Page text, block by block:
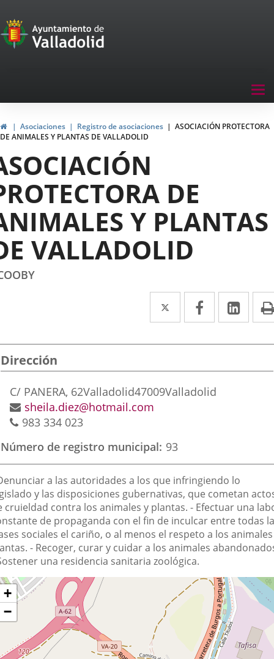
Portal
de
navegación
InicioAsociaciones Registro de asociaciones
ASOCIACIÓN PROTECTORA
DE ANIMALES Y PLANTAS DE VALLADOLID
DE
Y PLANTAS
VALLADOLID
Twitter
Enlace
a
una
externa.
Facebook
Enlace
a
una
externa.
a
una
Dirección
Dirección
postal
C/ PANERA, 62Valladolid47009Valladolid
Dirección
de
electrónico
sheila.diez@hotmail.com
Teléfonos
983 334 023
Número de registro municipal 93
a las autoridades a los que infringiendo lo
y las disposiciones gubernativas, que cometan
cruieldad contra los animales y plantas. - Efectuar una
de propaganda con el fin de inculcar entre todas
sociales el cariño, o al menos el respeto a los
- Recoger, curar y cuidar a los animales
una residencia sanitaria zoológica.
+
−